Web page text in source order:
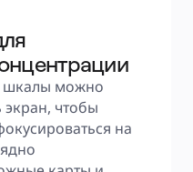
шкалы можно
экран, чтобы
на